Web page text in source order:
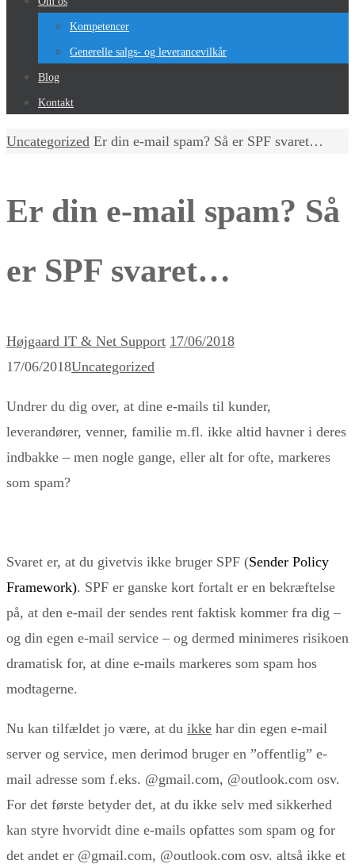
Kompetencer
Generelle salgs- og leverancevilkår
Blog
Kontakt
Home
Uncategorized Er din e-mail spam? Så er SPF svaret…
Er din e-mail spam? Så
er SPF svaret…
Højgaard IT & Net Support 17/06/2018
17/06/2018Uncategorized
Undrer du dig over, at dine e-mails til kunder,
leverandører, venner, familie m.fl. ikke altid havner i deres
indbakke – men nogle gange, eller alt for ofte, markeres
som spam?
Svaret er, at du givetvis ikke bruger SPF (Sender Policy
Framework). SPF er ganske kort fortalt er en bekræftelse
på, at den e-mail der sendes rent faktisk kommer fra dig –
og din egen e-mail service – og dermed minimeres risikoen
dramatisk for, at dine e-mails markeres som spam hos
modtagerne.
Nu kan tilfældet jo være, at du ikke har din egen e-mail
server og service, men derimod bruger en ”offentlig” e-
mail adresse som f.eks. @gmail.com, @outlook.com osv.
For det første betyder det, at du ikke selv med sikkerhed
kan styre hvorvidt dine e-mails opfattes som spam og for
det andet er @gmail.com, @outlook.com osv. altså ikke et